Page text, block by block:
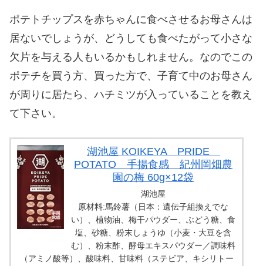
ポテトチップスを赤ちゃんに食べさせるお母さんは
居ないでしょうが、どうしても食べたがって小さな
欠片を与える人もいるかもしれません。なのでこの
ポテチを買う方、買った方で、子育て中のお母さん
が周りに居たら、ハチミツが入っていることを教え
て下さい。
湖池屋 KOIKEYA PRIDE
POTATO 手揚食感 紀州岡畑農
園の梅 60g×12袋
湖池屋
原材料:馬鈴薯（日本：遺伝子組換えでな
い）、植物油、梅干パウダー、ぶどう糖、食
塩、砂糖、粉末しょうゆ（小麦・大豆を含
む）、粉末酢、酵母エキスパウダー／調味料
（アミノ酸等）、酸味料、甘味料（ステビア、キシリトー